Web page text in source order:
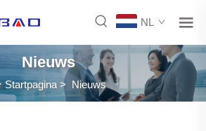
NL
Nieuws
Startpagina> Nieuws